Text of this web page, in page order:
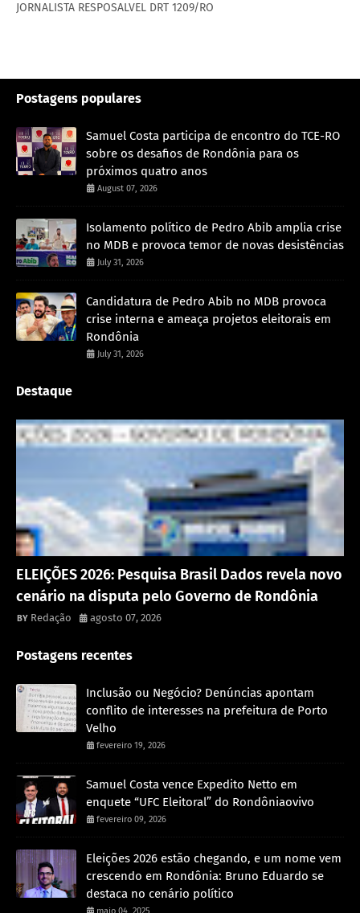
JORNALISTA RESPOSALVEL DRT 1209/RO
Postagens populares
Samuel Costa participa de encontro do TCE-RO
sobre os desafios de Rondônia para os
próximos quatro anos
August 07, 2026
Isolamento político de Pedro Abib amplia crise
no MDB e provoca temor de novas desistências
July 31, 2026
Candidatura de Pedro Abib no MDB provoca
crise interna e ameaça projetos eleitorais em
Rondônia
July 31, 2026
Destaque
ELEIÇÕES 2026: Pesquisa Brasil Dados revela novo
cenário na disputa pelo Governo de Rondônia
Redação agosto 07, 2026
Postagens recentes
Inclusão ou Negócio? Denúncias apontam
conflito de interesses na prefeitura de Porto
Velho
fevereiro 19, 2026
Samuel Costa vence Expedito Netto em
enquete “UFC Eleitoral” do Rondôniaovivo
fevereiro 09, 2026
Eleições 2026 estão chegando, e um nome vem
crescendo em Rondônia: Bruno Eduardo se
destaca no cenário político